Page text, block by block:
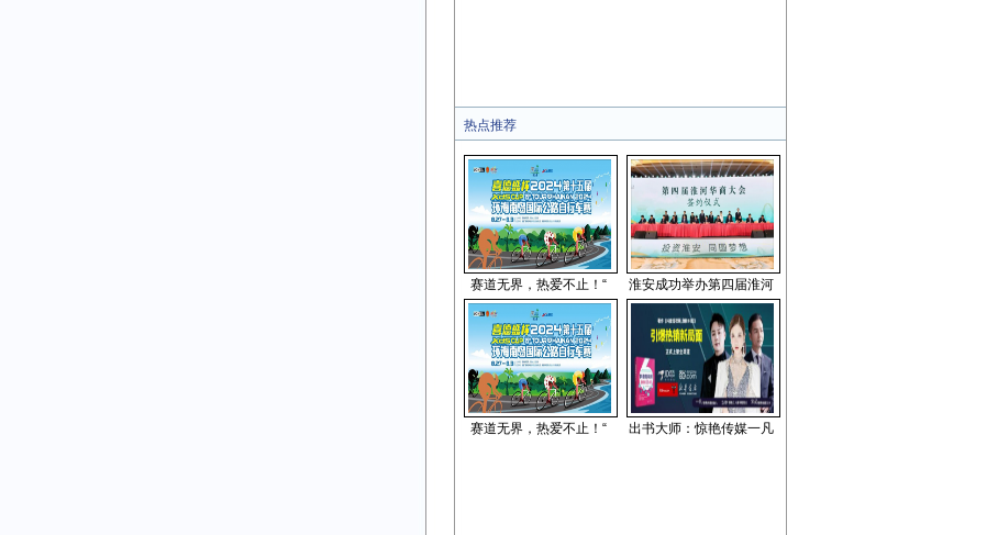
热点推荐
赛道无界，热爱不止！“ 淮安成功举办第四届淮河
赛道无界，热爱不止！“ 出书大师：惊艳传媒一凡